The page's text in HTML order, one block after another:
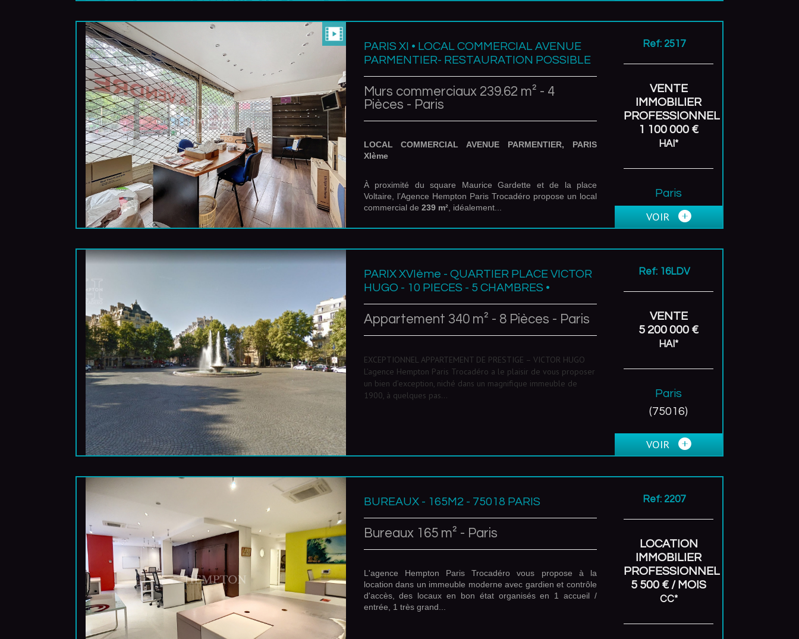
PARIS XI • LOCAL COMMERCIAL AVENUE
PARMENTIER- RESTAURATION POSSIBLE
Murs commerciaux 239.62 m² - 4
Pièces - Paris
LOCAL COMMERCIAL AVENUE PARMENTIER, PARIS
XIème
À proximité du square Maurice Gardette et de la place
Voltaire, l’Agence Hempton Paris Trocadéro propose un local
commercial de 239 m², idéalement...
Ref: 2517
VENTE
IMMOBILIER
PROFESSIONNEL
1 100 000 €
HAI*
Paris
(75011)
VOIR
PARIX XVIème - QUARTIER PLACE VICTOR
HUGO - 10 PIECES - 5 CHAMBRES •
Appartement 340 m² - 8 Pièces - Paris
EXCEPTIONNEL APPARTEMENT DE PRESTIGE – VICTOR HUGO
L’agence Hempton Paris Trocadéro a le plaisir de vous proposer
un bien d’exception, niché dans un magnifique immeuble de
1900, à quelques pas...
Ref: 16LDV
VENTE
5 200 000 €
HAI*
Paris
(75016)
VOIR
BUREAUX - 165M2 - 75018 PARIS
Bureaux 165 m² - Paris
L'agence Hempton Paris Trocadéro vous propose à la
location dans un immeuble moderne avec gardien et contrôle
d'accès, des locaux en bon état organisés en 1 accueil /
entrée, 1 très grand...
Ref: 2207
LOCATION
IMMOBILIER
PROFESSIONNEL
5 500 € / MOIS
CC*